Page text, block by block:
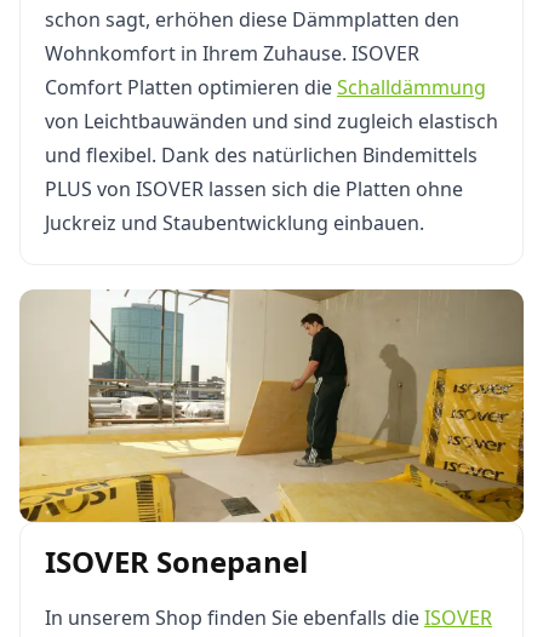
schon sagt, erhöhen diese Dämmplatten den
Wohnkomfort in Ihrem Zuhause. ISOVER
Comfort Platten optimieren dieSchalldämmung
von Leichtbauwänden und sind zugleich elastisch
und flexibel. Dank des natürlichen Bindemittels
PLUS von ISOVER lassen sich die Platten ohne
Juckreiz und Staubentwicklung einbauen.
ISOVER Sonepanel
In unserem Shop finden Sie ebenfalls dieISOVER